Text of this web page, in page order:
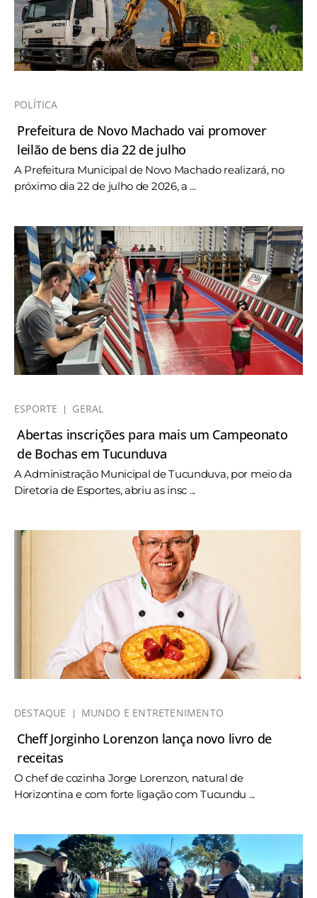
POLÍTICA
Prefeitura de Novo Machado vai promover
leilão de bens dia 22 de julho
A Prefeitura Municipal de Novo Machado realizará, no
próximo dia 22 de julho de 2026, a ...
ESPORTE GERAL
Abertas inscrições para mais um Campeonato
de Bochas em Tucunduva
A Administração Municipal de Tucunduva, por meio da
Diretoria de Esportes, abriu as insc ...
DESTAQUE MUNDO E ENTRETENIMENTO
Cheff Jorginho Lorenzon lança novo livro de
receitas
O chef de cozinha Jorge Lorenzon, natural de
Horizontina e com forte ligação com Tucundu ...